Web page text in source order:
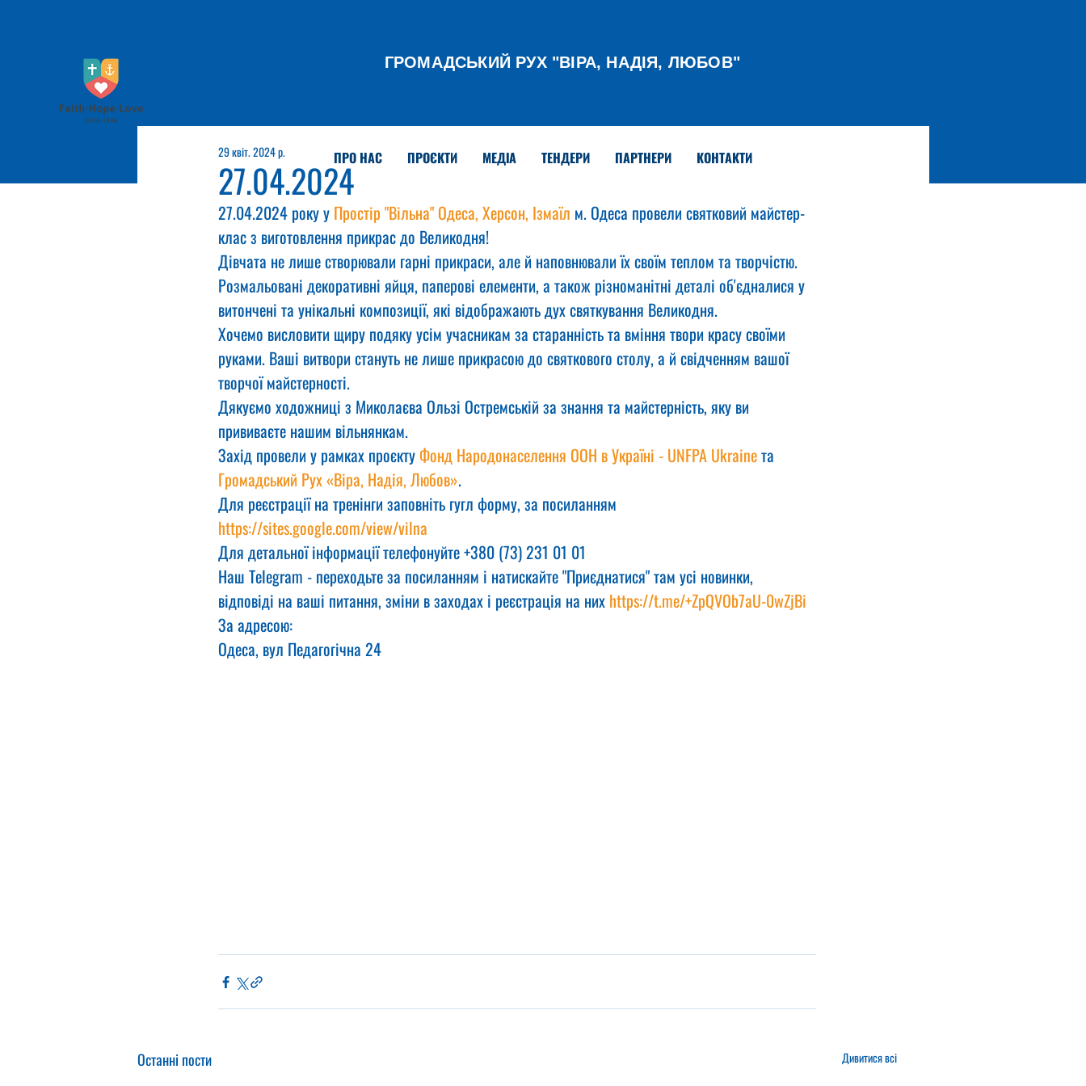
ГРОМАДСЬКИЙ РУХ "ВІРА, НАДІЯ, ЛЮБОВ"
ПРО НАС ПРОЄКТИ МЕДІА ТЕНДЕРИ ПАРТНЕРИ КОНТАКТИ
27.04.2024
29 квіт. 2024 р.
27.04.2024 року у Простір "Вільна" Одеса, Херсон, Ізмаїл м. Одеса провели святковий майстер-
клас з виготовлення прикрас до Великодня!
Дівчата не лише створювали гарні прикраси, але й наповнювали їх своїм теплом та творчістю.
Розмальовані декоративні яйця, паперові елементи, а також різноманітні деталі об'єдналися у
витончені та унікальні композиції, які відображають дух святкування Великодня.
Хочемо висловити щиру подяку усім учасникам за старанність та вміння твори красу своїми
руками. Ваші витвори стануть не лише прикрасою до святкового столу, а й свідченням вашої
творчої майстерності.
Дякуємо ходожниці з Миколаєва Ользі Остремській за знання та майстерність, яку ви
прививаєте нашим вільнянкам.
Захід провели у рамках проєкту Фонд Народонаселення ООН в Україні - UNFPA Ukraine та
Громадський Рух «Віра, Надія, Любов».
Для реєстрації на тренінги заповніть гугл форму, за посиланням
https://sites.google.com/view/vilna
Для детальної інформації телефонуйте +380 (73) 231 01 01
Наш Telegram - переходьте за посиланням і натискайте "Приєднатися" там усі новинки,
відповіді на ваші питання, зміни в заходах і реєстрація на них https://t.me/+ZpQVOb7aU-0wZjBi
За адресою:
Одеса, вул Педагогічна 24
Останні пости Дивитися всі